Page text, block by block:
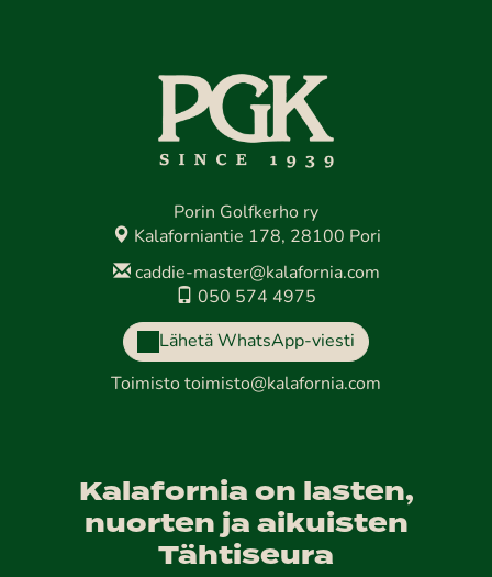
Porin Golfkerho ry
Kalaforniantie 178, 28100 Pori
caddie-master@kalafornia.com
050 574 4975
Lähetä WhatsApp-viesti
Toimisto toimisto@kalafornia.com
Kalafornia on lasten,
nuorten ja aikuisten
Tähtiseura